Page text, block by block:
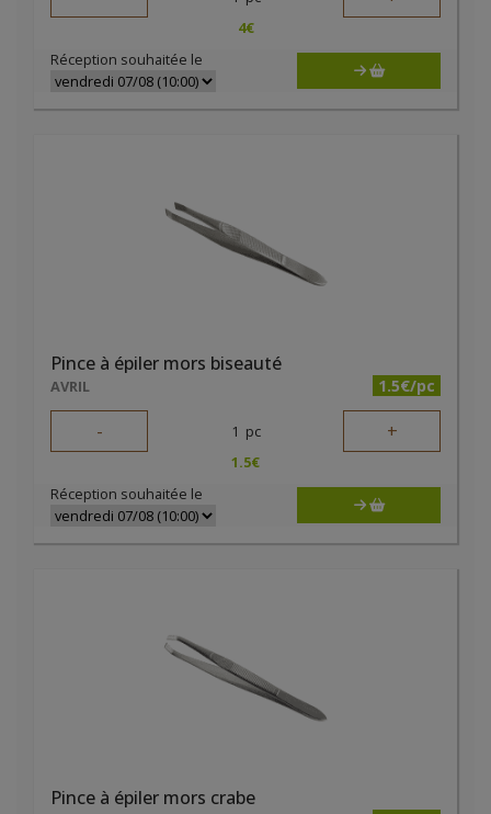
4€
Réception souhaitée le
Pince à épiler mors biseauté
AVRIL 1.5€/pc
- 1 pc +
1.5€
Réception souhaitée le
Pince à épiler mors crabe